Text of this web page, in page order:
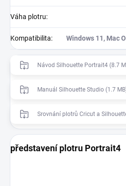
Váha plotru:
Kompatibilita: Windows 11, Mac
Návod Silhouette Portrait4 (8.7
Manuál Silhouette Studio (1.7
Srovnání plotrů Cricut a
představení plotru Portrait4